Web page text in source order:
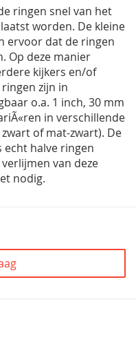
ringen snel van het
worden. De kleine
ervoor dat de ringen
Op deze manier
kijkers en/of
zijn in
o.a. 1 inch, 30 mm
in verschillende
of mat-zwart). De
echt halve ringen
van deze
nodig.